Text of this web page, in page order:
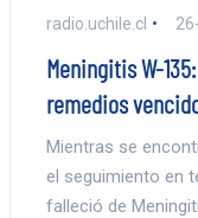
radio.uchile.cl
Meningitis W-
remedios
Mientras se
el seguimiento en
falleció de